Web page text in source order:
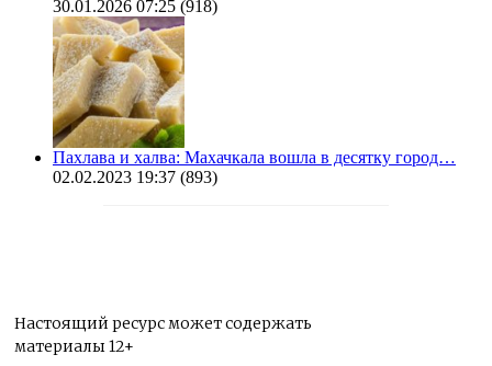
30.01.2026 07:25 (918)
Пахлава и халва: Махачкала вошла в десятку город…
02.02.2023 19:37 (893)
Настоящий ресурс может содержать
материалы 12+